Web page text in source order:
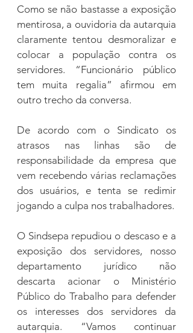
Como se não bastasse a exposição
mentirosa, a ouvidoria da autarquia
claramente tentou desmoralizar e
colocar a população contra os
servidores. “Funcionário público
tem muita regalia” afirmou em
outro trecho da conversa.
De acordo com o Sindicato os
atrasos nas linhas são de
responsabilidade da empresa que
vem recebendo várias reclamações
dos usuários, e tenta se redimir
jogando a culpa nos trabalhadores.
O Sindsepa repudiou o descaso e a
exposição dos servidores, nosso
departamento jurídico não
descarta acionar o Ministério
Público do Trabalho para defender
os interesses dos servidores da
autarquia. “Vamos continuar